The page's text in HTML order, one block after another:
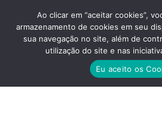
ARKEN DONA
Você
Ao clicar em “aceitar cookies”,
armazenamento de cookies em seu
sua navegação no site, além de
utilização do site e nas
Eu aceito os